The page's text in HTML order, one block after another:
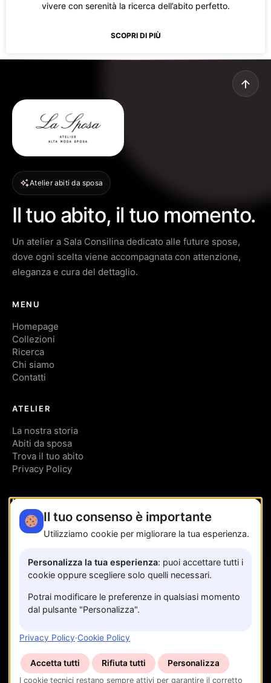
vivere con serenità la ricerca dell’abito perfetto.
SCOPRI DI PIÙ
Atelier abiti da sposa
Il tuo abito, il tuo momento.
Un atelier a Sala Consilina dedicato alle future spose,
dove ogni scelta viene accompagnata con attenzione,
eleganza e cura del dettaglio.
MENU
Homepage
Collezioni
Ricerca
Chi siamo
Contatti
ATELIER
La nostra storia
Abiti da sposa
Trova il tuo abito
Privacy Policy
CONTATTI
Via Trinità, 95
Sala Consilina SA
Il tuo consenso è importante
Utilizziamo cookie per migliorare la tua esperienza.
Personalizza la tua esperienza: puoi accettare tutti i
cookie oppure scegliere solo quelli necessari.
Potrai modificare le preferenze in qualsiasi momento
dal pulsante "Personalizza".
Privacy Policy·Cookie Policy
Accetta tutti Rifiuta tutti Personalizza
I cookie tecnici restano sempre attivi per garantire il corretto